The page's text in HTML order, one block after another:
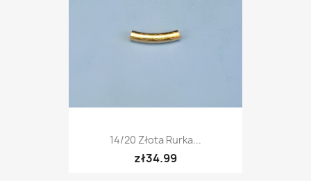
14/20 Złota Rurka...
zł34.99